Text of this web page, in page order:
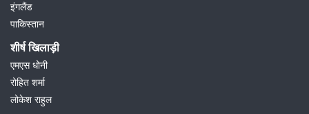
इंगलैंड
पाकिस्तान
शीर्ष खिलाड़ी
एमएस धोनी
रोहित शर्मा
लोकेश राहुल